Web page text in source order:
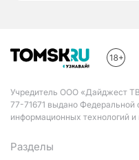
Учредитель ООО «Дайджест
77-71671 выдано Федеральной
информационных технологий
Разделы